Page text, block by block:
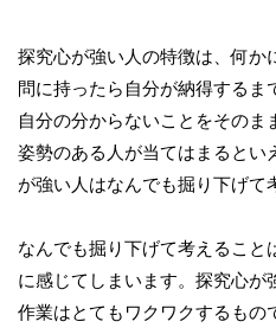
探究心が強い人の特徴は、何か
問に持ったら自分が納得するま
自分の分からないことをそのま
姿勢のある人が当てはまるとい
が強い人はなんでも掘り下げて
なんでも掘り下げて考えること
に感じてしまいます。探究心が
作業はとてもワクワクするもの